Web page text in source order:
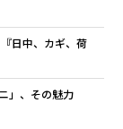
日中、カギ、荷
」、その魅力